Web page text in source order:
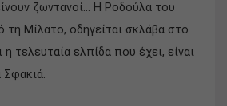
ζωντανοί… Η Ροδούλα του
Μίλατο, οδηγείται σκλάβα στο
τελευταία ελπίδα που έχει, είναι
Σφακιά.